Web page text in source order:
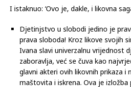
I istaknuo: ‘Ovo je, dakle, i likovna
Djetinjstvo u slobodi jedino je
prava sloboda! Kroz likove svojih
Ivana slavi univerzalnu vrijednost
zaboravlja, već se čuva kao
glavni akteri ovih likovnih prikaza i
maštovita i iskrena. Ova je